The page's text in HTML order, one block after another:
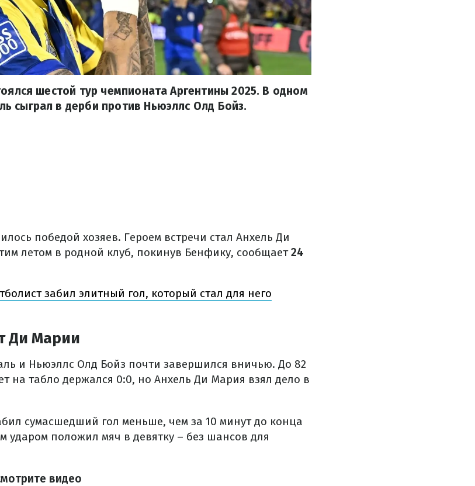
шестой тур чемпионата Аргентины 2025. В одном
сыграл в дерби против Ньюэллс Олд Бойз.
победой хозяев. Героем встречи стал Анхель Ди
летом в родной клуб, покинув Бенфику, сообщает24
забил элитный гол, который стал для него
Ди Марии
и Ньюэллс Олд Бойз почти завершился вничью. До 82
на табло держался 0:0, но Анхель Ди Мария взял дело в
сумасшедший гол меньше, чем за 10 минут до конца
положил мяч в девятку – без шансов для
видео